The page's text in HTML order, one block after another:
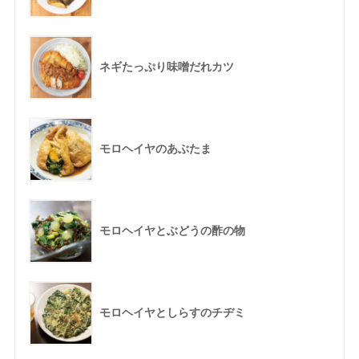
ネギたっぷり味噌だれカツ
モロヘイヤのあぶたま
モロヘイヤとぶどうの酢の物
モロヘイヤとしらすのチヂミ